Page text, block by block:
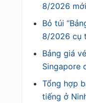
8/2026
Bỏ túi
8/2026 cụ
Bảng giá
Singapore
Tổng hợp
tiếng ở